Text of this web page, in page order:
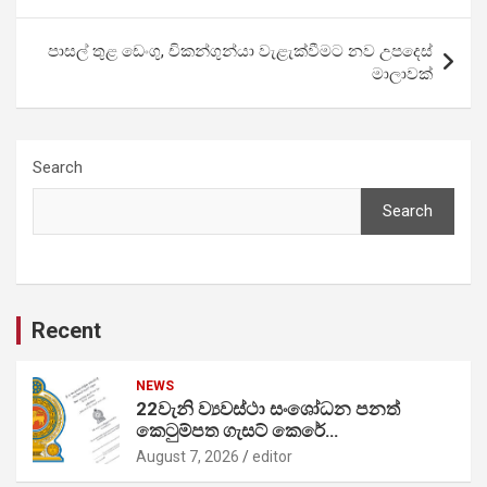
පාසල් තුළ ඩෙංගු, චිකන්ගුන්යා වැළැක්වීමට නව උපදෙස්
මාලාවක්
Search
Search
Recent
NEWS
22වැනි ව්‍යවස්ථා සංශෝධන පනත්
කෙටුම්පත ගැසට් කෙරේ…
August 7, 2026 editor